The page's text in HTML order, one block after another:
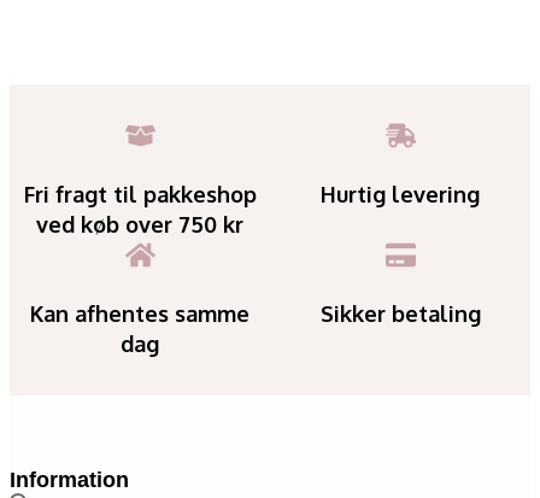
Fri fragt til pakkeshop
ved køb over 750 kr
Hurtig levering
Kan afhentes samme
dag
Sikker betaling
Information